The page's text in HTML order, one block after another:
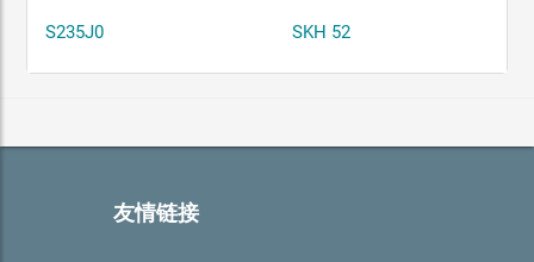
S235J0 SKH 52
友情链接